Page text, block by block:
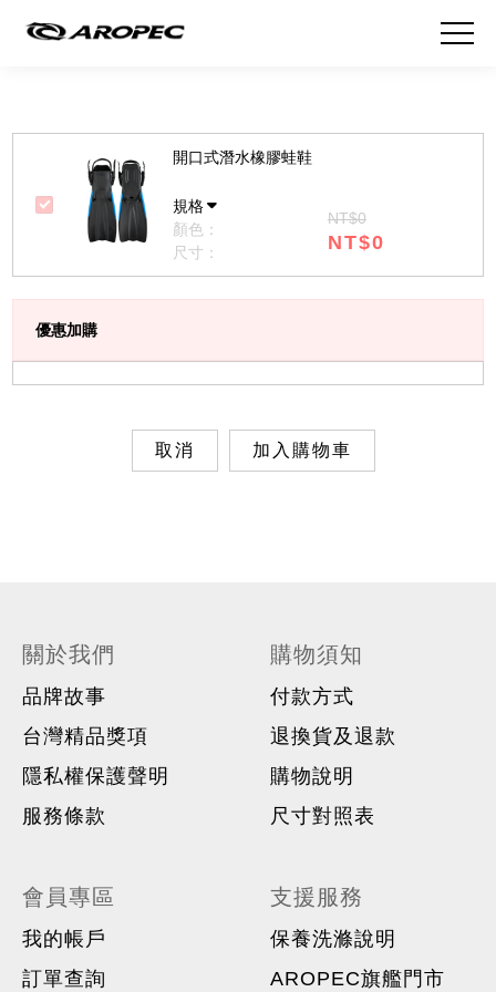
開口式潛水橡膠蛙鞋
規格
顏色：
尺寸：
NT$0
NT$0
優惠加購
取消 加入購物車
關於我們
品牌故事
台灣精品獎項
隱私權保護聲明
服務條款
購物須知
付款方式
退換貨及退款
購物說明
尺寸對照表
會員專區
我的帳戶
訂單查詢
支援服務
保養洗滌說明
AROPEC旗艦門市